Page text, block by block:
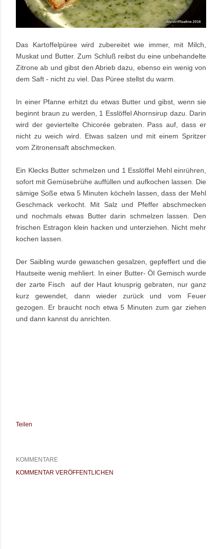
Das Kartoffelpüree wird zubereitet wie immer, mit Milch,
Muskat und Butter. Zum Schluß reibst du eine unbehandelte
Zitrone ab und gibst den Abrieb dazu, ebenso ein wenig von
dem Saft - nicht zu viel. Das Püree stellst du warm.
In einer Pfanne erhitzt du etwas Butter und gibst, wenn sie
beginnt braun zu werden, 1 Esslöffel Ahornsirup dazu. Darin
wird der geviertelte Chicorée gebraten. Pass auf, dass er
nicht zu weich wird. Etwas salzen und mit einem Spritzer
vom Zitronensaft abschmecken.
Ein Klecks Butter schmelzen und 1 Esslöffel Mehl einrühren,
sofort mit Gemüsebrühe auffüllen und aufkochen lassen. Die
sämige Soße etwa 5 Minuten köcheln lassen, dass der Mehl
Geschmack verkocht. Mit Salz und Pfeffer abschmecken
und nochmals etwas Butter darin schmelzen lassen. Den
frischen Estragon klein hacken und unterziehen. Nicht mehr
kochen lassen.
Der Saibling wurde gewaschen gesalzen, gepfeffert und die
Hautseite wenig mehliert. In einer Butter- Öl Gemisch wurde
der zarte Fisch auf der Haut knusprig gebraten, nur ganz
kurz gewendet, dann wieder zurück und vom Feuer
gezogen. Er braucht noch etwa 5 Minuten zum gar ziehen
und dann kannst du anrichten.
Teilen
KOMMENTARE
KOMMENTAR VERÖFFENTLICHEN